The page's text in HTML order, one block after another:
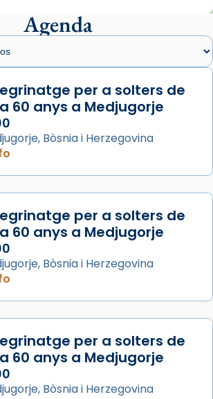
27 de juliol, ha tingut lloc la
de gràcies en agraïment al
de la visita apostòlica
Lleó XIV a Barcelona, i als
a la Catedral de Barcelona.
de Barcelona, el cardenal Joan
ha presidit la missa i l’ha
bisbe auxiliar de Barcelona,
· Share
de Barcelona
Agenda
per a solters de
60 anys a Medjugorje
Bòsnia i Herzegovina
per a solters de
60 anys a Medjugorje
Bòsnia i Herzegovina
per a solters de
60 anys a Medjugorje
Bòsnia i Herzegovina